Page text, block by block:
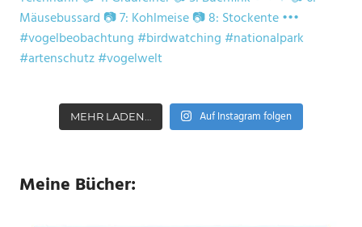
MEHR LADEN… Auf Instagram folgen
Meine Bücher: